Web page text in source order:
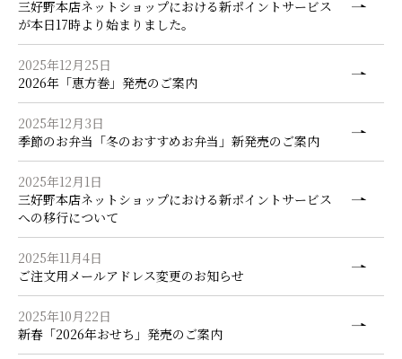
三好野本店ネットショップにおける新ポイントサービス
が本日17時より始まりました。
2025年12月25日
2026年「恵方巻」発売のご案内
2025年12月3日
季節のお弁当「冬のおすすめお弁当」新発売のご案内
2025年12月1日
三好野本店ネットショップにおける新ポイントサービス
への移行について
2025年11月4日
ご注文用メールアドレス変更のお知らせ
2025年10月22日
新春「2026年おせち」発売のご案内